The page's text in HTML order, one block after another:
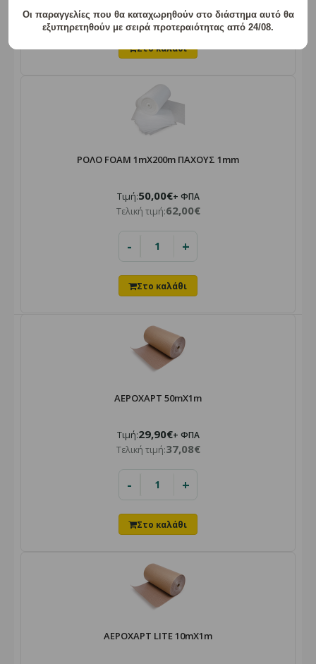
Οι παραγγελίες που θα καταχωρηθούν στο διάστημα αυτό θα
εξυπηρετηθούν με σειρά προτεραιότητας από 24/08.
- +
ΡΟΛΟ FOAM 1mX200m ΠΑΧΟΥΣ 1mm
Τιμή:50,00€+ ΦΠΑ
Τελική τιμή:62,00€
- +
ΑΕΡΟΧΑΡΤ 50mX1m
Τιμή:29,90€+ ΦΠΑ
Τελική τιμή:37,08€
- +
ΑΕΡΟΧΑΡΤ LITE 10mX1m